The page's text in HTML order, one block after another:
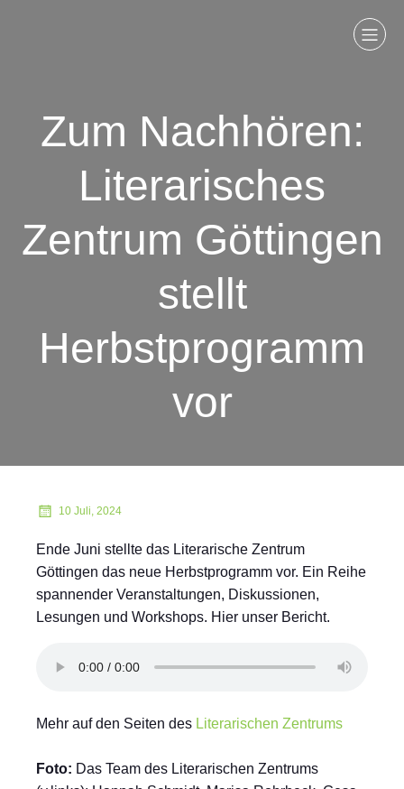
Zum Nachhören:
Literarisches
Zentrum Göttingen
stellt
Herbstprogramm
vor
10 Juli, 2024
Ende Juni stellte das Literarische Zentrum
Göttingen das neue Herbstprogramm vor. Ein Reihe
spannender Veranstaltungen, Diskussionen,
Lesungen und Workshops. Hier unser Bericht.
Mehr auf den Seiten des Literarischen Zentrums
Foto: Das Team des Literarischen Zentrums